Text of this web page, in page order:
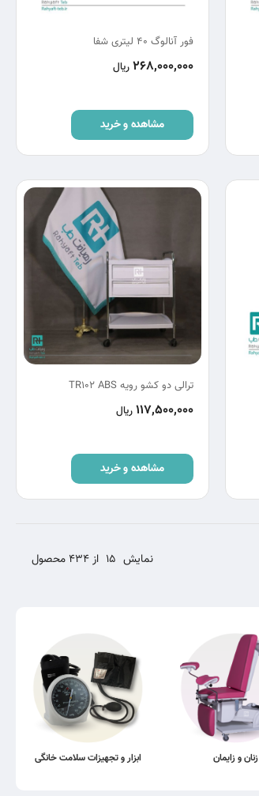
فور آنالوگ 40 لیتری شفا
268,000,000 ریال
مشاهده و خرید
ترالی دو کشو رویه TR102 ABS
117,500,000 ریال
مشاهده و خرید
نمایش 15 از 434 محصول
زنان و زایمان ابزار و تجهیزات سلامت خانگی